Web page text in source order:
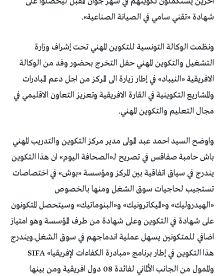
شهادة «تقني سامي في الصيانة الصناعية».
ونظمت الوكالة التونسية للتكوين المهني تحت إشراف وزارة
التشغيل والتكوين المهني حفل التخرج بحضور وفد من الوكالة
الافريقية «النيباد» في إطار زيارة الى المركز من اجل دعم المبادرات
والمشاريع التكوينية في القارة الافريقية وتعزيز التعاون الاقليمي في
مجال التعليم والتكوين المهني.
واوضح السيد احمد عبد المولى مدير مركز التكوين والتدريب المهني
باش حامبة صفاقس في تصريح لـ«الصحافة اليوم» ان هذا التكوين
يندرج في سياق اتفاقية بين المركز ومؤسسة «بوش» في اختصاصات
تستجيب لحاجيات سوق الشغل ومنها بالخصوص
«الهيدروليك» و«الميكاترونيك» و«البنوماتيك» وسيتحصل المتكونون
على شهادة في التكوين وعلى شهادة من طرف المؤسسة وهو امتياز
اضافي للمتكونين يسهل عملية اندماجهم في سوق الشغل.ويندرج
هذا التكوين في إطار برنامج «مبادرة الكفاءات لإفريقيا» SIFA
والممول من الجانب الألماني لفائدة 08 دول افريقية ومن بينها